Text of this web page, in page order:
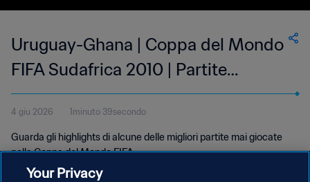
Uruguay-Ghana | Coppa del Mondo
FIFA Sudafrica 2010 | Partite
storiche
4 giu 2026 1minuto 39secondo
Guarda gli highlights di alcune delle migliori partite mai giocate
nella Coppa del Mondo FIFA.
Your Privacy